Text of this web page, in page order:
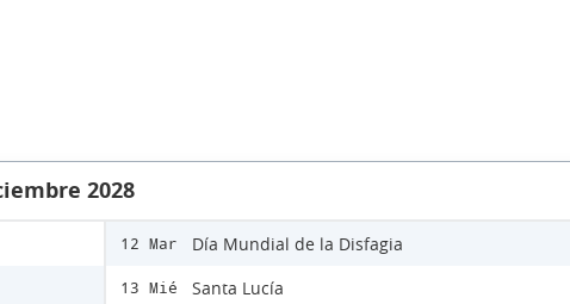
2028
12 Mar Día Mundial de la Disfagia
13 Mié Santa Lucía